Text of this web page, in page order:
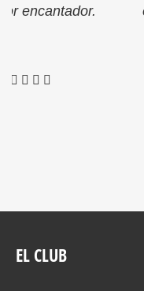
entrenador
felices
EL CLUB